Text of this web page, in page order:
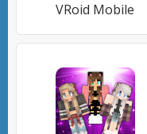
VRoid Mobile